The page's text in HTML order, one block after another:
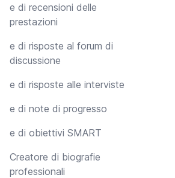
e di recensioni delle
prestazioni
e di risposte al forum di
discussione
e di risposte alle interviste
e di note di progresso
e di obiettivi SMART
Creatore di biografie
professionali